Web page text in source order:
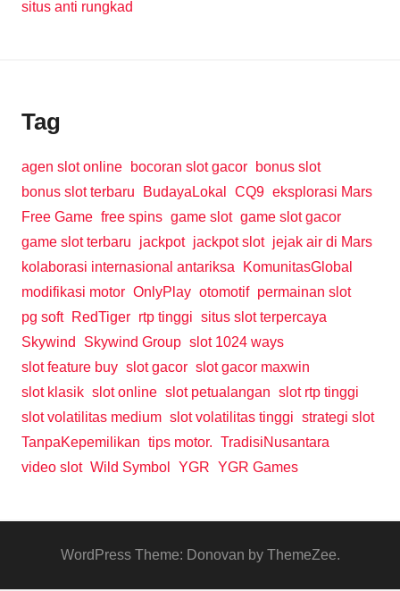
situs anti rungkad
Tag
agen slot online bocoran slot gacor
bonus slot
bonus slot terbaru
BudayaLokal CQ9 eksplorasi Mars
Free Game free spins game slot game slot gacor
game slot terbaru
jackpot jackpot slot jejak air di Mars
kolaborasi internasional antariksa
KomunitasGlobal
modifikasi motor OnlyPlay otomotif permainan slot
pg soft
RedTiger rtp tinggi situs slot terpercaya
Skywind
Skywind Group slot 1024 ways
slot feature buy slot gacor slot gacor maxwin
slot klasik slot online slot petualangan slot rtp tinggi
slot volatilitas medium slot volatilitas tinggi strategi slot
TanpaKepemilikan tips motor. TradisiNusantara
video slot Wild Symbol YGR YGR Games
WordPress Theme: Donovan by ThemeZee.